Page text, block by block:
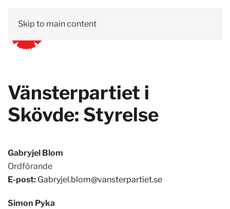
Skip to main content
Vänsterpartiet i
Skövde: Styrelse
Gabryjel Blom
Ordförande
E-post: Gabryjel.blom@vansterpartiet.se
Simon Pyka